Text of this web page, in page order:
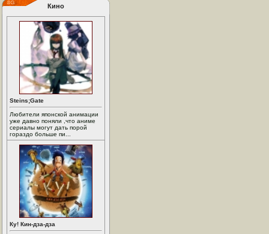
Кино
Steins;Gate
Любители японской анимации
уже давно поняли ,что аниме
сериалы могут дать порой
гораздо больше пи...
Ку! Кин-дза-дза